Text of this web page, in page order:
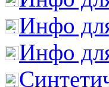
Инфо
Инфо